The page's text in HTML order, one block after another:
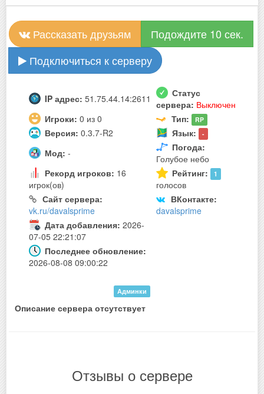
Рассказать друзьям
Подождите 10 сек.
Подключиться к серверу
IP адрес: 51.75.44.14:2611
Статус
сервера: Выключен
Игроки: 0 из 0 Тип: RP
Версия: 0.3.7-R2 Язык: -
Мод: -
Погода:
Голубое небо
Рекорд игроков: 16
игрок(ов)
Рейтинг: 1
голосов
Сайт сервера:
vk.ru/davalsprime
ВКонтакте:
davalsprime
Дата добавления: 2026-
07-05 22:21:07
Последнее обновление:
2026-08-08 09:00:22
Админки
Описание сервера отсутствует
Отзывы о сервере